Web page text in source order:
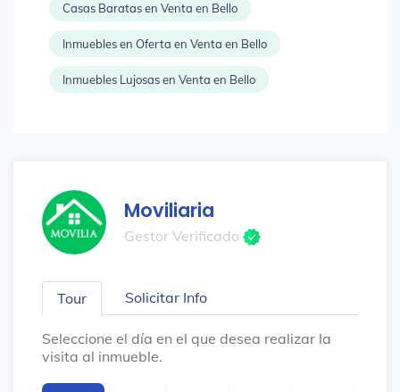
Casas Baratas en Venta en Bello
Inmuebles en Oferta en Venta en Bello
Inmuebles Lujosas en Venta en Bello
Moviliaria
Gestor Verificado
Tour Solicitar Info
Seleccione el día en el que desea realizar la
visita al inmueble.